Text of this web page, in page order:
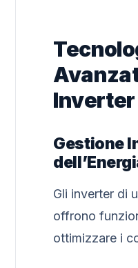
Gestione
Gli inverter di
offrono
ottimizzare i